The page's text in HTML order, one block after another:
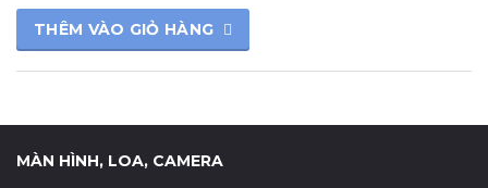
THÊM VÀO GIỎ HÀNG
MÀN HÌNH, LOA, CAMERA